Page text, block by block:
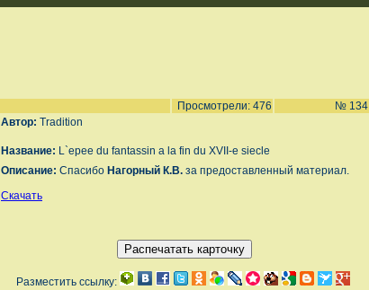
Просмотрели: 476
№ 134
Автор: Tradition
Название: L`epee du fantassin a la fin du XVII-e siecle
Описание: Спасибо Нагорный К.В. за предоставленный материал.
Скачать
Разместить ссылку: